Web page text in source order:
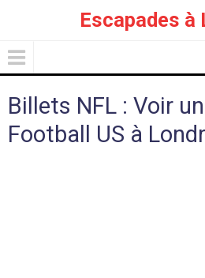
Escapades à
Billets NFL : Voir
Football US à